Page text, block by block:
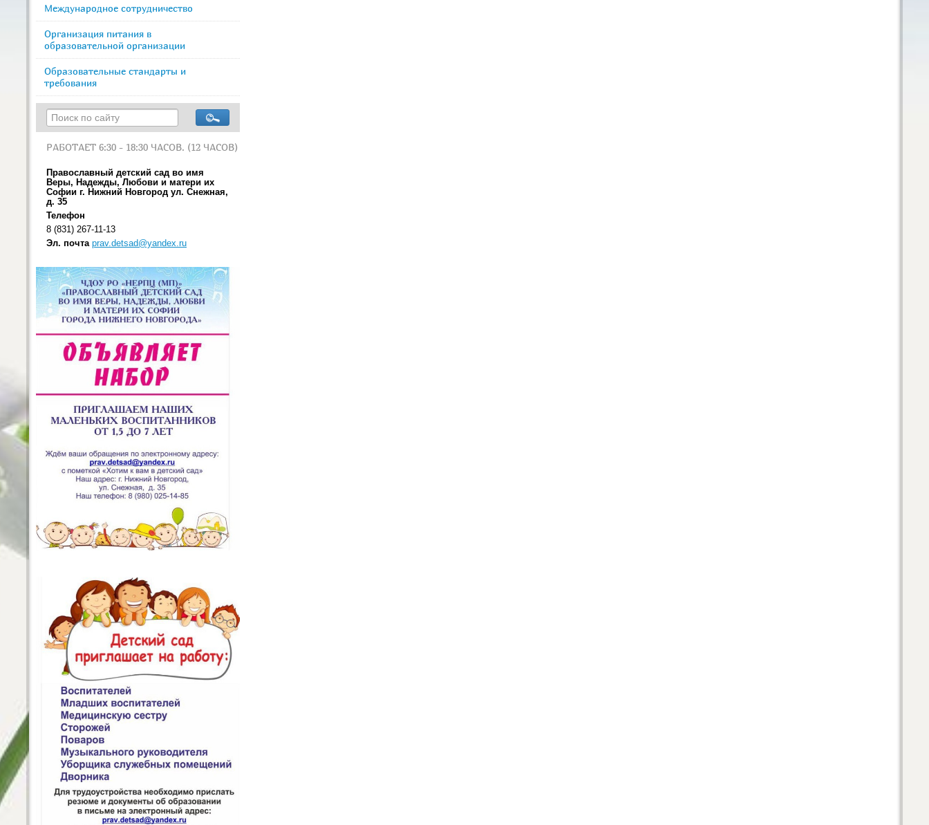
Международное сотрудничество
Организация питания в
образовательной организации
Образовательные стандарты и
требования
РАБОТАЕТ 6:30 - 18:30 ЧАСОВ. (12 ЧАСОВ)
Православный детский сад во имя
Веры, Надежды, Любови и матери их
Софии г. Нижний Новгород ул. Снежная,
д. 35
Телефон
8 (831) 267-11-13
Эл. почта prav.detsad@yandex.ru